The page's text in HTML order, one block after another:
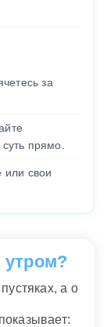
за
прямо.
или свои
утром?
а о